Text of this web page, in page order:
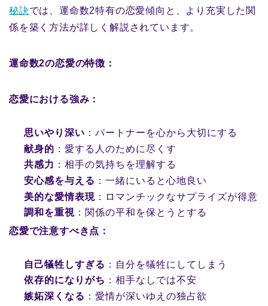
秘訣では、運命数2特有の恋愛傾向と、より充実した関
係を築く方法が詳しく解説されています。
運命数2の恋愛の特徴：
恋愛における強み：
思いやり深い ：パートナーを心から大切にする
献身的 ：愛する人のために尽くす
共感力 ：相手の気持ちを理解する
安心感を与える ：一緒にいると心地良い
美的な愛情表現 ：ロマンチックなサプライズが得意
調和を重視 ：関係の平和を保とうとする
恋愛で注意すべき点：
自己犠牲しすぎる ：自分を犠牲にしてしまう
依存的になりがち ：相手なしでは不安
嫉妬深くなる ：愛情が深いゆえの独占欲